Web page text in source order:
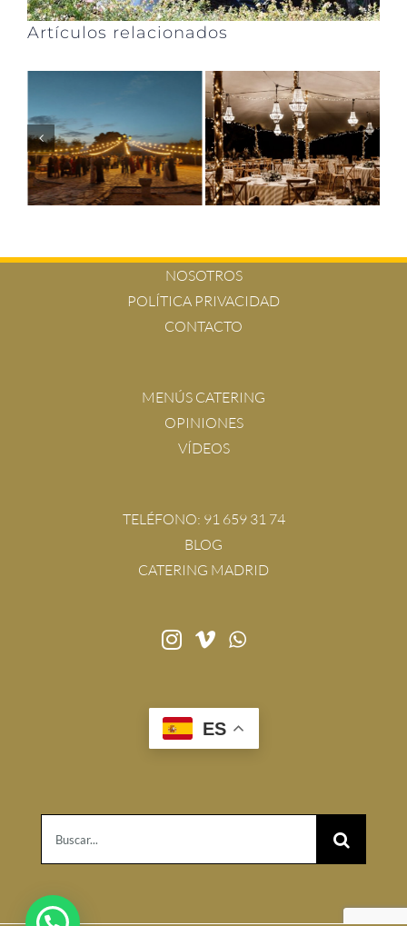
Artículos relacionados
bodas de
invierno en
Madrid
Fincas para
bodas en
Collado
Villalba
NOSOTROS
POLÍTICA PRIVACIDAD
CONTACTO
MENÚS CATERING
OPINIONES
VÍDEOS
TELÉFONO: 91 659 31 74
BLOG
CATERING MADRID
ES